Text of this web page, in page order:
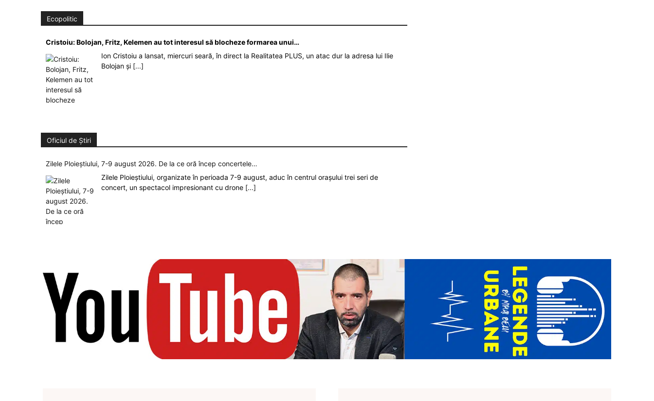
Ecopolitic
Cristoiu: Bolojan, Fritz, Kelemen au tot interesul să blocheze formarea unui…
Ion Cristoiu a lansat, miercuri seară, în direct la Realitatea PLUS, un atac dur la adresa lui Ilie
Bolojan și [...]
Oficiul de Știri
Zilele Ploieștiului, 7-9 august 2026. De la ce oră încep concertele…
Zilele Ploieștiului, organizate în perioada 7-9 august, aduc în centrul orașului trei seri de
concert, un spectacol impresionant cu drone [...]